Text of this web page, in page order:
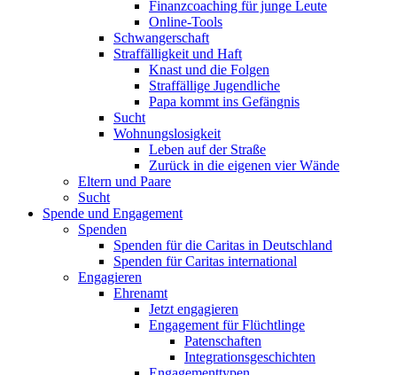
Finanzcoaching für junge Leute
Online-Tools
Schwangerschaft
Straffälligkeit und Haft
Knast und die Folgen
Straffällige Jugendliche
Papa kommt ins Gefängnis
Sucht
Wohnungslosigkeit
Leben auf der Straße
Zurück in die eigenen vier Wände
Eltern und Paare
Sucht
Spende und Engagement
Spenden
Spenden für die Caritas in Deutschland
Spenden für Caritas international
Engagieren
Ehrenamt
Jetzt engagieren
Engagement für Flüchtlinge
Patenschaften
Integrationsgeschichten